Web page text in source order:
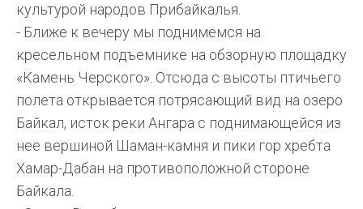
культурой народов Прибайкалья.
- Ближе к вечеру мы поднимемся на
кресельном подъемнике на обзорную площадку
«Камень Черского». Отсюда с высоты птичьего
полета открывается потрясающий вид на озеро
Байкал, исток реки Ангара с поднимающейся из
нее вершиной Шаман-камня и пики гор хребта
Хамар-Дабан на противоположной стороне
Байкала.